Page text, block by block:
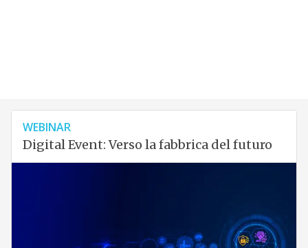
WEBINAR
Digital Event: Verso la fabbrica del futuro